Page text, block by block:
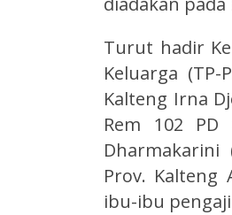
Turut hadir
Keluarga
Kalteng Irna
Rem 102 PD
Dharmakarini
Prov. Kalteng
ibu-ibu